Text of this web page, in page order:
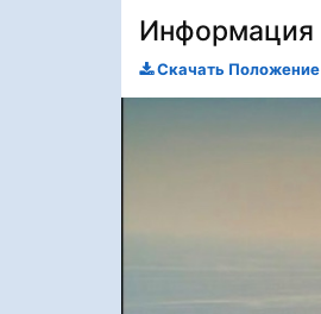
Информация
Скачать Положение